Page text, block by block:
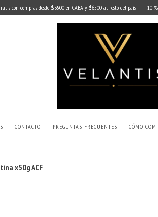
con compras desde $3500 en CABA y $6500 al resto del país ------ 10
CONTACTO PREGUNTAS FRECUENTES CÓMO
x50g ACF